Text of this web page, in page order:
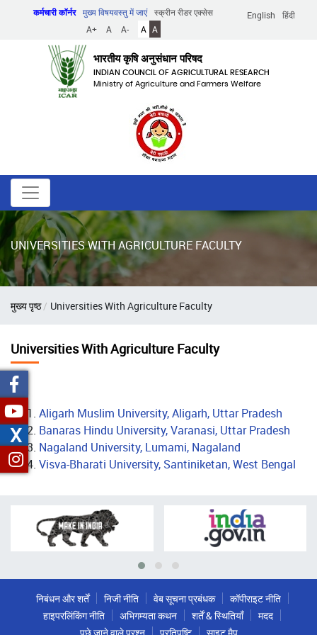
English हिंदी
कर्मचारी कॉर्नर मुख्य विषयवस्तु में जाएं
स्क्रीन रीडर एक्सेस
A+
A A- A A
भारतीय कृषि अनुसंधान परिषद
INDIAN COUNCIL OF AGRICULTURAL RESEARCH
Ministry of Agriculture and Farmers Welfare
UNIVERSITIES WITH AGRICULTURE FACULTY
पग
मुख्य पृष्ठ Universities With Agriculture Faculty
Universities With Agriculture Faculty
Aligarh Muslim University, Aligarh, Uttar Pradesh
Banaras Hindu University, Varanasi, Uttar Pradesh
Nagaland University, Lumami, Nagaland
Visva-Bharati University, Santiniketan, West Bengal
निबंधन और शर्तें निजी नीति वेब सूचना प्रबंधक
कॉपीराइट नीति
हाइपरलिंकिंग नीति
अभिगम्यता कथन शर्तें & स्थितियाँ
मदद
X